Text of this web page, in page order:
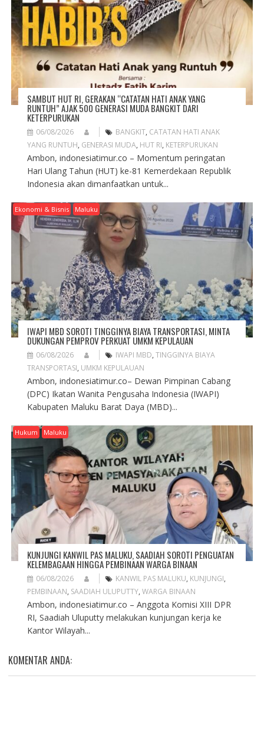
O
N
SAMBUT HUT RI, GERAKAN “CATATAN HATI ANAK YANG
RUNTUH” AJAK 500 GENERASI MUDA BANGKIT DARI
KETERPURUKAN
06/08/2026 BANGKIT, CATATAN HATI ANAK
YANG RUNTUH, GENERASI MUDA, HUT RI, KETERPURUKAN
Ambon, indonesiatimur.co – Momentum peringatan
Hari Ulang Tahun (HUT) ke-81 Kemerdekaan Republik
Indonesia akan dimanfaatkan untuk...
Ekonomi & Bisnis Maluku
IWAPI MBD SOROTI TINGGINYA BIAYA TRANSPORTASI, MINTA
DUKUNGAN PEMPROV PERKUAT UMKM KEPULAUAN
06/08/2026 IWAPI MBD, TINGGINYA BIAYA
TRANSPORTASI, UMKM KEPULAUAN
Ambon, indonesiatimur.co– Dewan Pimpinan Cabang
(DPC) Ikatan Wanita Pengusaha Indonesia (IWAPI)
Kabupaten Maluku Barat Daya (MBD)...
Hukum Maluku
KUNJUNGI KANWIL PAS MALUKU, SAADIAH SOROTI PENGUATAN
KELEMBAGAAN HINGGA PEMBINAAN WARGA BINAAN
06/08/2026 KANWIL PAS MALUKU, KUNJUNGI,
PEMBINAAN, SAADIAH ULUPUTTY, WARGA BINAAN
Ambon, indonesiatimur.co – Anggota Komisi XIII DPR
RI, Saadiah Uluputty melakukan kunjungan kerja ke
Kantor Wilayah...
KOMENTAR ANDA: